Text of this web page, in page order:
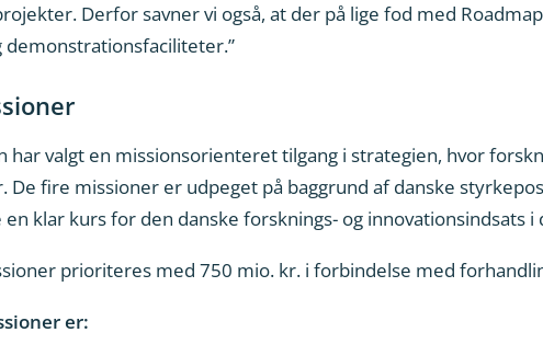
Derfor savner vi også, at der på lige fod med
demonstrationsfaciliteter.”
har valgt en missionsorienteret tilgang i strategien, hvor
De fire missioner er udpeget på baggrund af danske
klar kurs for den danske forsknings- og innovationsindsats i
prioriteres med 750 mio. kr. i forbindelse med
er: